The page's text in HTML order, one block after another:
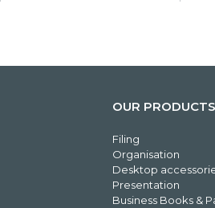
OUR PRODUCTS
Filing
Organisation
Desktop
Presentation
Business Books &